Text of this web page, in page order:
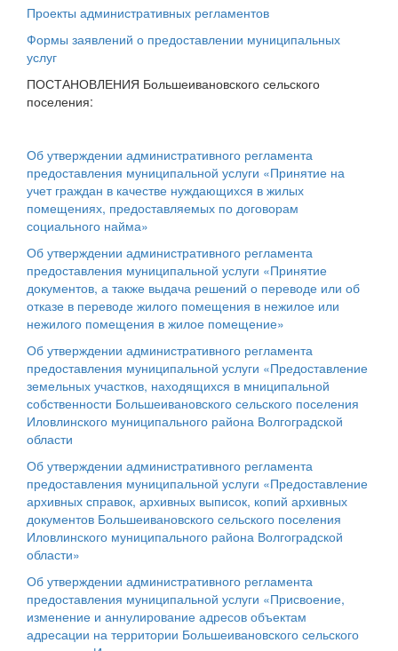
Проекты административных регламентов
Формы заявлений о предоставлении муниципальных
услуг
ПОСТАНОВЛЕНИЯ Большеивановского сельского
поселения:
Об утверждении административного регламента
предоставления муниципальной услуги «Принятие на
учет граждан в качестве нуждающихся в жилых
помещениях, предоставляемых по договорам
социального найма»
Об утверждении административного регламента
предоставления муниципальной услуги «Принятие
документов, а также выдача решений о переводе или об
отказе в переводе жилого помещения в нежилое или
нежилого помещения в жилое помещение»
Об утверждении административного регламента
предоставления муниципальной услуги «Предоставление
земельных участков, находящихся в мниципальной
собственности Большеивановского сельского поселения
Иловлинского муниципального района Волгоградской
области
Об утверждении административного регламента
предоставления муниципальной услуги «Предоставление
архивных справок, архивных выписок, копий архивных
документов Большеивановского сельского поселения
Иловлинского муниципального района Волгоградской
области»
Об утверждении административного регламента
предоставления муниципальной услуги «Присвоение,
изменение и аннулирование адресов объектам
адресации на территории Большеивановского сельского